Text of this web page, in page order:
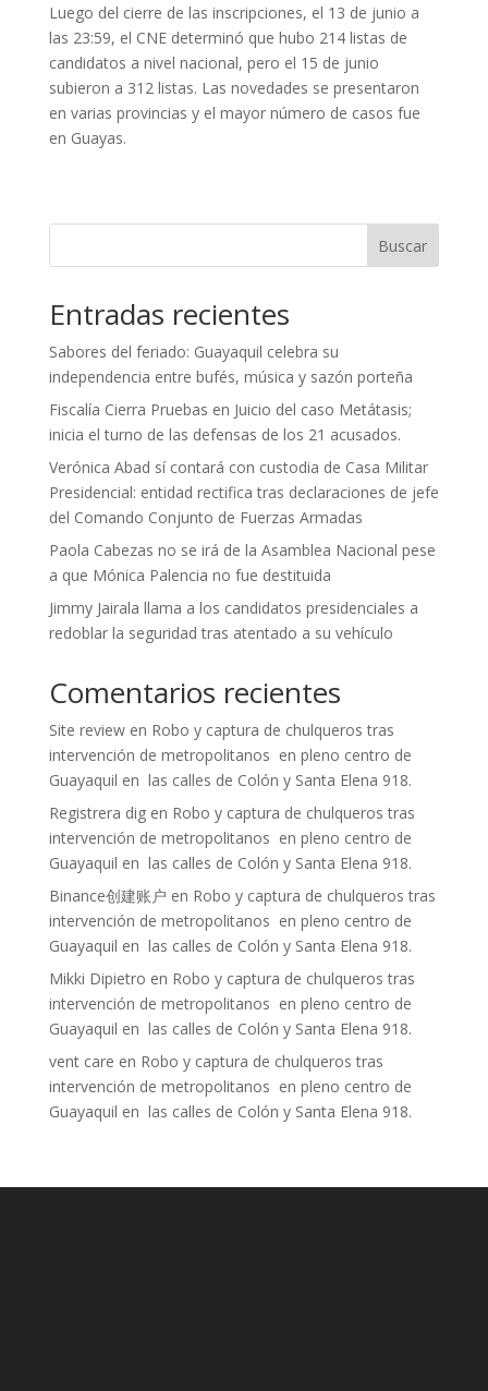
Luego del cierre de las inscripciones, el 13 de junio a
las 23:59, el CNE determinó que hubo 214 listas de
candidatos a nivel nacional, pero el 15 de junio
subieron a 312 listas. Las novedades se presentaron
en varias provincias y el mayor número de casos fue
en Guayas.
Buscar
Entradas recientes
Sabores del feriado: Guayaquil celebra su
independencia entre bufés, música y sazón porteña
Fiscalía Cierra Pruebas en Juicio del caso Metátasis;
inicia el turno de las defensas de los 21 acusados.
Verónica Abad sí contará con custodia de Casa Militar
Presidencial: entidad rectifica tras declaraciones de jefe
del Comando Conjunto de Fuerzas Armadas
Paola Cabezas no se irá de la Asamblea Nacional pese
a que Mónica Palencia no fue destituida
Jimmy Jairala llama a los candidatos presidenciales a
redoblar la seguridad tras atentado a su vehículo
Comentarios recientes
Site reviewen Robo y captura de chulqueros tras
intervención de metropolitanos en pleno centro de
Guayaquil en las calles de Colón y Santa Elena 918.
Registrera digen Robo y captura de chulqueros tras
intervención de metropolitanos en pleno centro de
Guayaquil en las calles de Colón y Santa Elena 918.
Binance创建账户 en Robo y captura de chulqueros tras
intervención de metropolitanos en pleno centro de
Guayaquil en las calles de Colón y Santa Elena 918.
Mikki Dipietro en Robo y captura de chulqueros tras
intervención de metropolitanos en pleno centro de
Guayaquil en las calles de Colón y Santa Elena 918.
vent care en Robo y captura de chulqueros tras
intervención de metropolitanos en pleno centro de
Guayaquil en las calles de Colón y Santa Elena 918.